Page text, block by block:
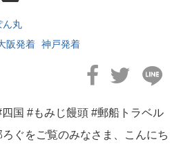
ん丸
阪発着 神戸発着
国 #もみじ饅頭 #郵船トラベル
ぐをご覧のみなさま、こんにち